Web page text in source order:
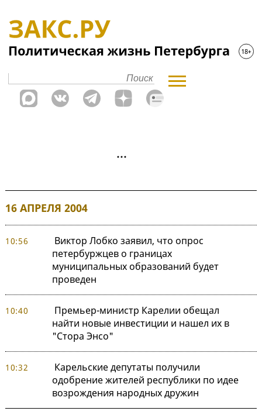
16 АПРЕЛЯ 2004
10:56
Виктор Лобко заявил, что опрос
петербуржцев о границах
муниципальных образований будет
проведен
10:40
Премьер-министр Карелии обещал
найти новые инвестиции и нашел их в
"Стора Энсо"
10:32
Карельские депутаты получили
одобрение жителей республики по идее
возрождения народных дружин